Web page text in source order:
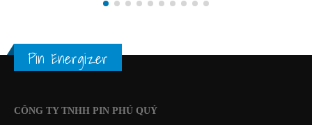
PIN vòi hoa sen pin máy...
read more